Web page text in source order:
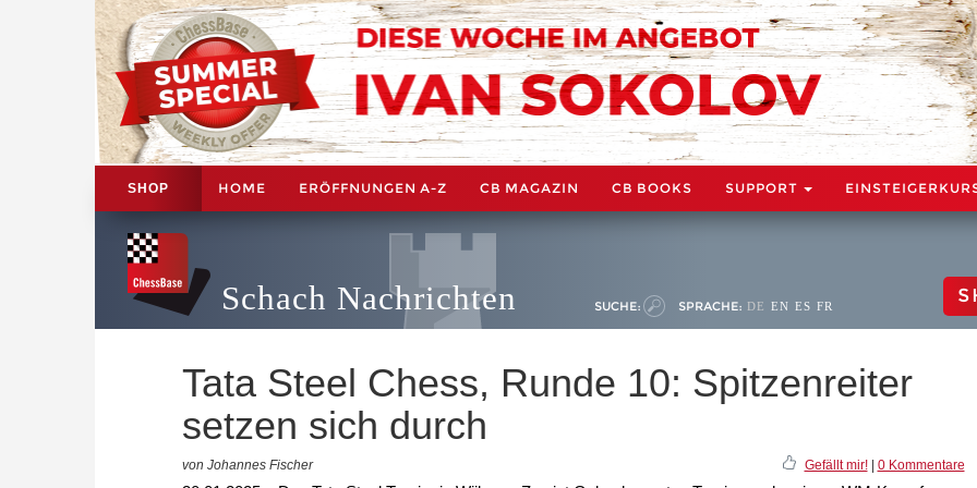
SHOP HOME ERÖFFNUNGEN A-Z CB MAGAZIN CB BOOKS SUPPORT
Schach Nachrichten SUCHE: SPRACHE: DE EN ES FR
Tata Steel Chess, Runde 10: Spitzenreiter
setzen sich durch
von Johannes Fischer Gefällt mir!| 0 Kommentare